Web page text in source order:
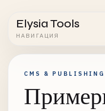
Elysia Tools
НАВИГАЦИЯ
CMS & PUBLISHING